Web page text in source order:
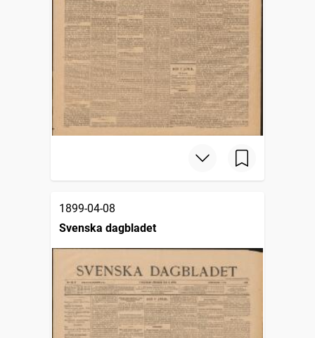
1899-04-08
Svenska dagbladet